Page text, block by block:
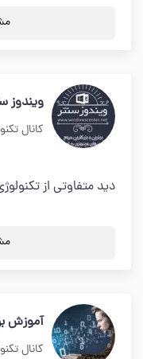
ویندوز
کانال
دید متفاوتی از
آموزش
کانال